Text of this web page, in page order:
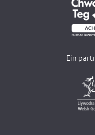
Ein